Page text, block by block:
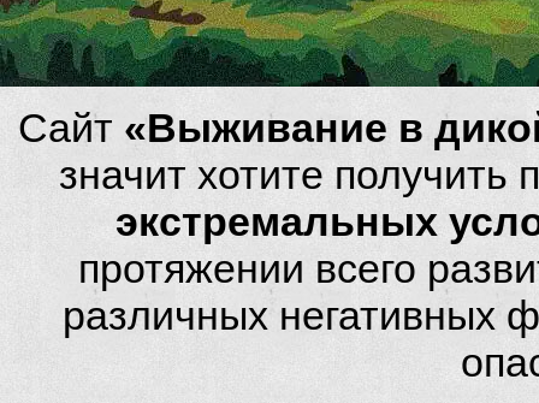
Сайт «Выживание в
значит хотите
экстремальных
протяжении всего
различных негативных